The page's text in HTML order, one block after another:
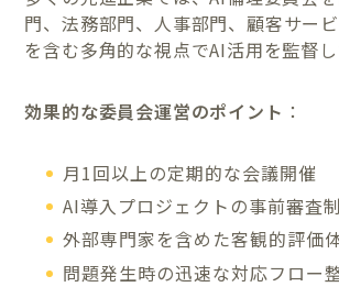
門、法務部門、人事部門、顧客サー
を含む多角的な視点でAI活用を監督し
効果的な委員会運営のポイント ：
月1回以上の定期的な会議開催
AI導入プロジェクトの事前審査
外部専門家を含めた客観的評価
問題発生時の迅速な対応フロー